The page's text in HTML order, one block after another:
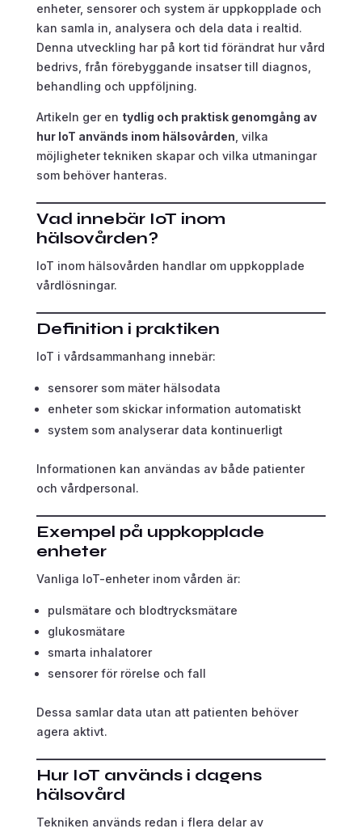
enheter, sensorer och system är uppkopplade och
kan samla in, analysera och dela data i realtid.
Denna utveckling har på kort tid förändrat hur vård
bedrivs, från förebyggande insatser till diagnos,
behandling och uppföljning.
Artikeln ger en tydlig och praktisk genomgång av
hur IoT används inom hälsovården , vilka
möjligheter tekniken skapar och vilka utmaningar
som behöver hanteras.
Vad innebär IoT inom
hälsovården?
IoT inom hälsovården handlar om uppkopplade
vårdlösningar.
Definition i praktiken
IoT i vårdsammanhang innebär:
sensorer som mäter hälsodata
enheter som skickar information automatiskt
system som analyserar data kontinuerligt
Informationen kan användas av både patienter
och vårdpersonal.
Exempel på uppkopplade
enheter
Vanliga IoT-enheter inom vården är:
pulsmätare och blodtrycksmätare
glukosmätare
smarta inhalatorer
sensorer för rörelse och fall
Dessa samlar data utan att patienten behöver
agera aktivt.
Hur IoT används i dagens
hälsovård
Tekniken används redan i flera delar av